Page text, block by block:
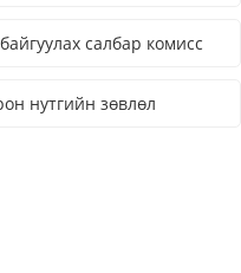
салбар комисс
нутгийн зөвлөл